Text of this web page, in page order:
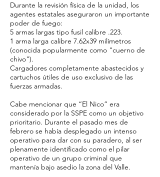
Durante la revisión física de la unidad, los
agentes estatales aseguraron un importante
poder de fuego:
5 armas largas tipo fusil calibre .223.
1 arma larga calibre 7.62x39 milímetros
(conocida popularmente como "cuerno de
chivo").
Cargadores completamente abastecidos y
cartuchos útiles de uso exclusivo de las
fuerzas armadas.
Cabe mencionar que “El Nico” era
considerado por la SSPE como un objetivo
prioritario. Durante el pasado mes de
febrero se había desplegado un intenso
operativo para dar con su paradero, al ser
plenamente identificado como el pilar
operativo de un grupo criminal que
mantenía bajo asedio la zona del Valle.